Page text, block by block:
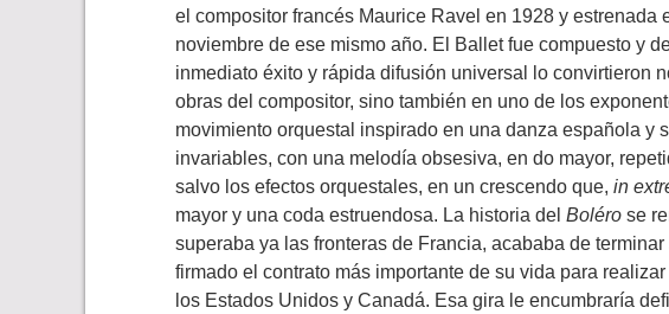
el compositor francés Maurice Ravel en 1928 y estrenada
noviembre de ese mismo año. El Ballet fue compuesto y
inmediato éxito y rápida difusión universal lo convirtieron
obras del compositor, sino también en uno de los
movimiento orquestal inspirado en una danza española y
invariables, con una melodía obsesiva, en do mayor,
salvo los efectos orquestales, en un crescendo que, in
mayor y una coda estruendosa. La historia del Boléro se
superaba ya las fronteras de Francia, acababa de
firmado el contrato más importante de su vida para
los Estados Unidos y Canadá. Esa gira le encumbraría